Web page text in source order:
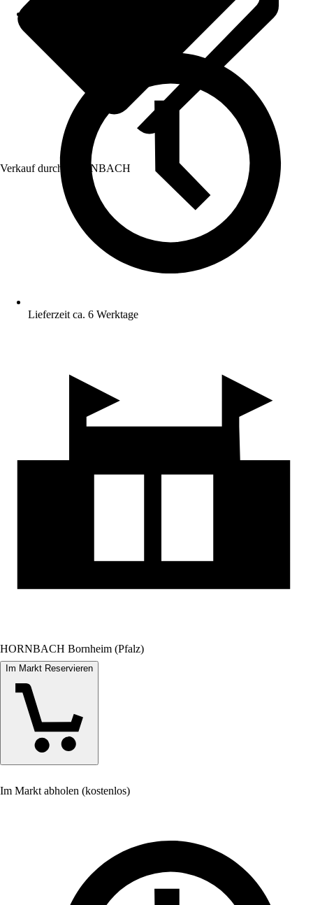
Verkauf durch: HORNBACH
Lieferzeit ca. 6 Werktage
HORNBACH Bornheim (Pfalz)
Im Markt Reservieren
Im Markt abholen (kostenlos)